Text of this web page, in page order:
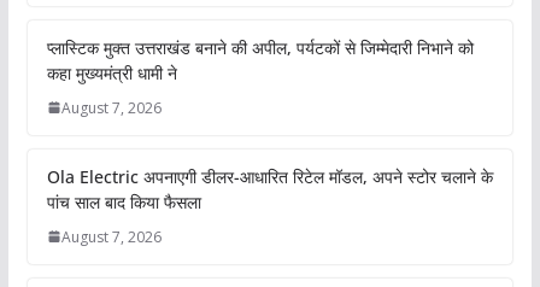
प्लास्टिक मुक्त उत्तराखंड बनाने की अपील, पर्यटकों से जिम्मेदारी निभाने को
कहा मुख्यमंत्री धामी ने
August 7, 2026
Ola Electric अपनाएगी डीलर-आधारित रिटेल मॉडल, अपने स्टोर चलाने के
पांच साल बाद किया फैसला
August 7, 2026